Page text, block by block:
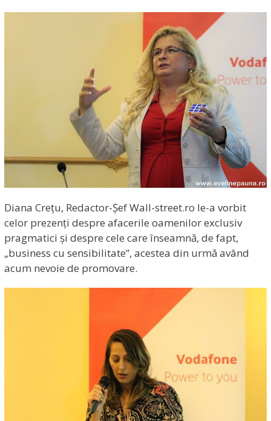
Diana Crețu, Redactor-Șef Wall-street.ro le-a vorbit
celor prezenți despre afacerile oamenilor exclusiv
pragmatici și despre cele care înseamnă, de fapt,
„business cu sensibilitate”, acestea din urmă având
acum nevoie de promovare.